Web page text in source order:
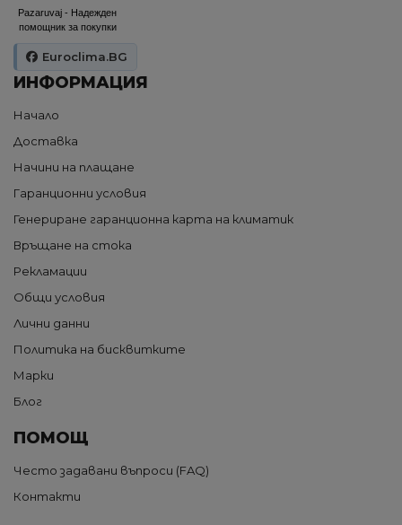
Pazaruvaj - Надежден
помощник за покупки
Euroclima.BG
ИНФОРМАЦИЯ
Начало
Доставка
Начини на плащане
Гаранционни условия
Генериране гаранционна карта на климатик
Връщане на стока
Рекламации
Общи условия
Лични данни
Политика на бисквитките
Марки
Блог
ПОМОЩ
Често задавани въпроси (FAQ)
Контакти